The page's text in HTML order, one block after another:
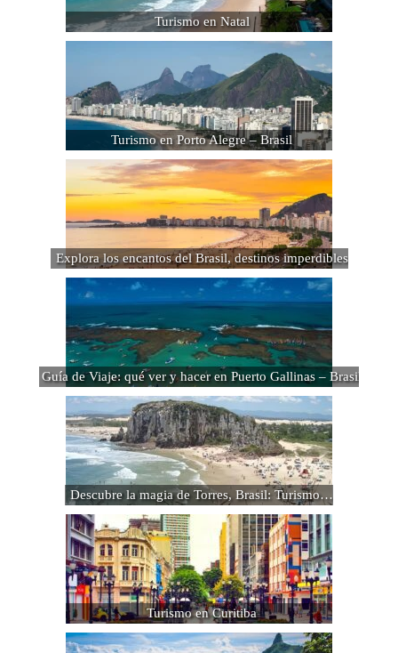
Turismo en Natal
Turismo en Porto Alegre – Brasil
Explora los encantos del Brasil, destinos imperdibles
Guía de Viaje: qué ver y hacer en Puerto Gallinas – Brasil
Descubre la magia de Torres, Brasil: Turismo…
Turismo en Curitiba